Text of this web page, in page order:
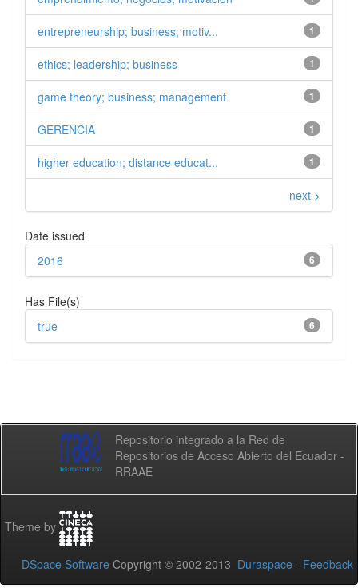
1
entrepreneurship; business; motiv...
1
ethics; leadership; business
1
game theory; business; management
1
GERENCIA
1
higher education; distance educat...
next >
Date issued
6
2016
Has File(s)
6
true
Repositorio integrado a la Red de
Repositorios de Acceso Abierto del Ecuador -
RRAAE
Theme by
DSpace Software Copyright © 2002-2013 Duraspace - Feedback